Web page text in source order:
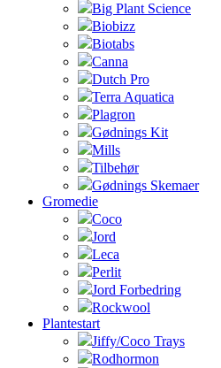
Big Plant Science
Biobizz
Biotabs
Canna
Dutch Pro
Terra Aquatica
Plagron
Gødnings Kit
Mills
Tilbehør
Gødnings Skemaer
Gromedie
Coco
Jord
Leca
Perlit
Jord Forbedring
Rockwool
Plantestart
Jiffy/Coco Trays
Rodhormon